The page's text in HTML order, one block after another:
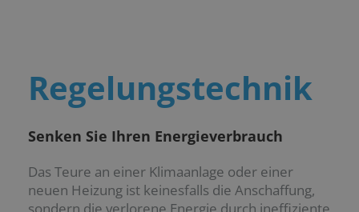
Regelungstechnik
Senken Sie Ihren Energieverbrauch
Das Teure an einer Klimaanlage oder einer
neuen Heizung ist keinesfalls die Anschaffung,